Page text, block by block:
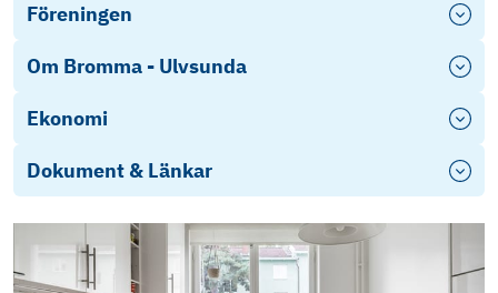
Föreningen
Om Bromma - Ulvsunda
Ekonomi
Dokument & Länkar